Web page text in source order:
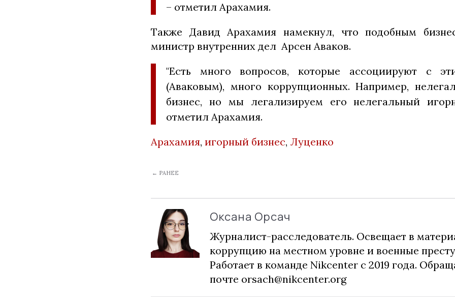
– отметил Арахамия.
Также Давид Арахамия намекнул, что подобным
министр внутренних дел Арсен Аваков.
"Есть много вопросов, которые ассоциируют с
(Аваковым), много коррупционных. Например,
бизнес, но мы легализируем его нелегальный
отметил Арахамия.
Арахамия, игорный бизнес, Луценко
← РАНЕЕ
Оксана Орсач
Журналист-расследователь. Освещает в
коррупцию на местном уровне и военные
Работает в команде Nikcenter с 2019 года.
почте orsach@nikcenter.org